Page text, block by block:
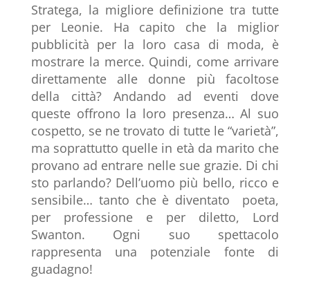
Stratega, la migliore definizione tra tutte
per Leonie. Ha capito che la miglior
pubblicità per la loro casa di moda, è
mostrare la merce. Quindi, come arrivare
direttamente alle donne più facoltose
della città? Andando ad eventi dove
queste offrono la loro presenza… Al suo
cospetto, se ne trovato di tutte le “varietà”,
ma soprattutto quelle in età da marito che
provano ad entrare nelle sue grazie. Di chi
sto parlando? Dell’uomo più bello, ricco e
sensibile… tanto che è diventato poeta,
per professione e per diletto, Lord
Swanton. Ogni suo spettacolo
rappresenta una potenziale fonte di
guadagno!